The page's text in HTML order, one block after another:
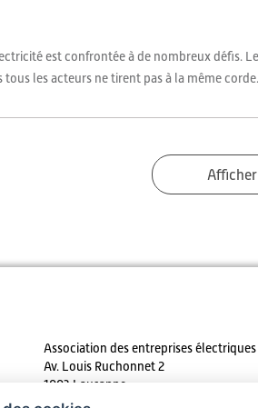
est confrontée à de nombreux défis.
tous les acteurs ne tirent pas à la même
Association des entreprises électriques
Av. Louis Ruchonnet 2
1003 Lausanne